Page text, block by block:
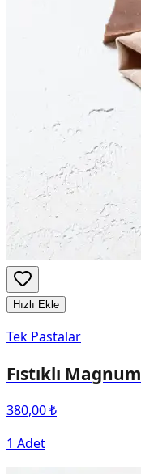
Hızlı Ekle
Tek Pastalar
Fıstıklı Magnum
380,00 ₺
1 Adet